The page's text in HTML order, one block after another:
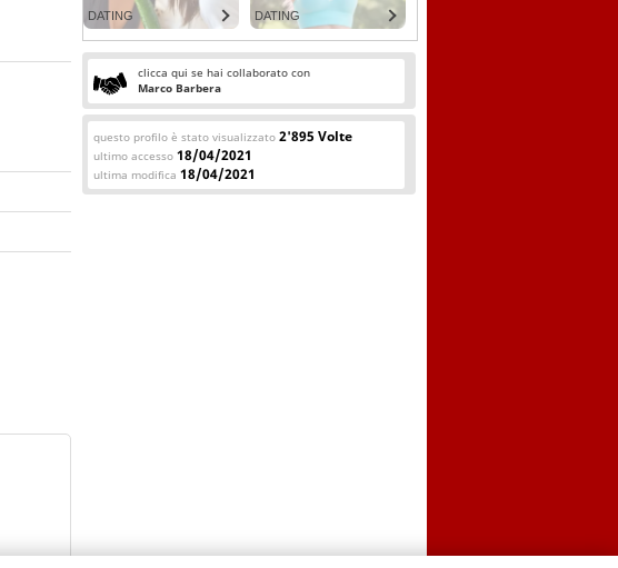
clicca qui se hai collaborato con
Marco Barbera
questo profilo è stato visualizzato 2'895 Volte
ultimo accesso 18/04/2021
ultima modifica 18/04/2021